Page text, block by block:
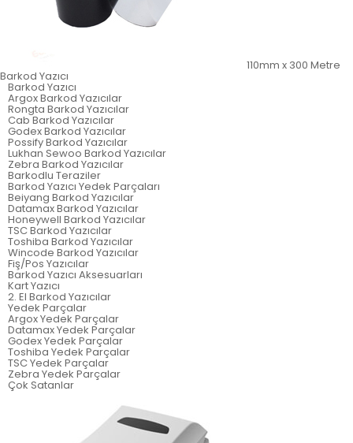
110mm x 300 Metre
Barkod Yazıcı
Barkod Yazıcı
Argox Barkod Yazıcılar
Rongta Barkod Yazıcılar
Cab Barkod Yazıcılar
Godex Barkod Yazıcılar
Possify Barkod Yazıcılar
Lukhan Sewoo Barkod Yazıcılar
Zebra Barkod Yazıcılar
Barkodlu Teraziler
Barkod Yazıcı Yedek Parçaları
Beiyang Barkod Yazıcılar
Datamax Barkod Yazıcılar
Honeywell Barkod Yazıcılar
TSC Barkod Yazıcılar
Toshiba Barkod Yazıcılar
Wincode Barkod Yazıcılar
Fiş/Pos Yazıcılar
Barkod Yazıcı Aksesuarları
Kart Yazıcı
2. El Barkod Yazıcılar
Yedek Parçalar
Argox Yedek Parçalar
Datamax Yedek Parçalar
Godex Yedek Parçalar
Toshiba Yedek Parçalar
TSC Yedek Parçalar
Zebra Yedek Parçalar
Çok Satanlar